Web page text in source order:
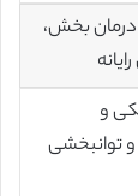
درمان بخش،
و
توانبخشی